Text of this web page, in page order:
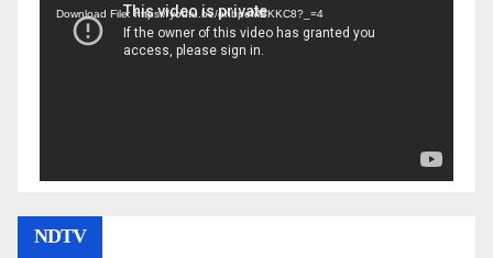
Download File: https://youtu.be/ehbpeMBKKC8?_=4
NDTV